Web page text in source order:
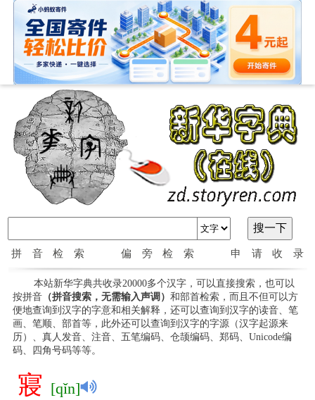
拼音检索 偏旁检索 申请收录
本站新华字典共收录20000多个汉字，可以直接搜索，也可以
按拼音（拼音搜索，无需输入声调） 和部首检索，而且不但可以方
便地查询到汉字的字意和相关解释，还可以查询到汉字的读音、笔
画、笔顺、部首等，此外还可以查询到汉字的字源（汉字起源来
历）、真人发音、注音、五笔编码、仓颉编码、郑码、Unicode编
码、四角号码等等。
寢 [qǐn]